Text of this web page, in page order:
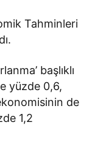
Tahminleri
başlıklı
yüzde 0,6,
de
1,2